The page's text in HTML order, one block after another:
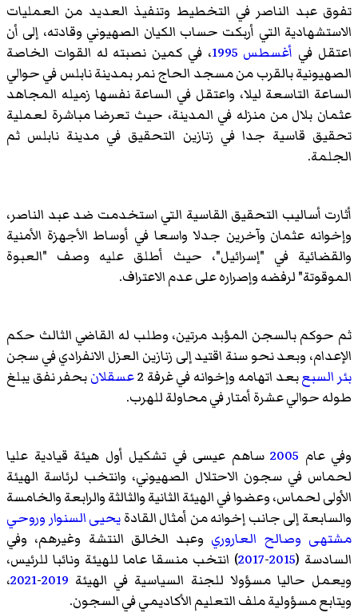
تفوق عبد الناصر في التخطيط وتنفيذ العديد من العمليات
الاستشهادية التي أربكت حساب الكيان الصهيوني وقادته، إلى أن
اعتقل في أغسطس 1995، في كمين نصبته له القوات الخاصة
الصهيونية بالقرب من مسجد الحاج نمر بمدينة نابلس في حوالي
الساعة التاسعة ليلا، واعتقل في الساعة نفسها زميله المجاهد
عثمان بلال من منزله في المدينة، حيث تعرضا مباشرة لعملية
تحقيق قاسية جدا في زنازين التحقيق في مدينة نابلس ثم
الجلمة.
أثارت أساليب التحقيق القاسية التي استخدمت ضد عبد الناصر،
وإخوانه عثمان وآخرين جدلا واسعا في أوساط الأجهزة الأمنية
والقضائية في "إسرائيل"، حيث أطلق عليه وصف "العبوة
الموقوتة" لرفضه وإصراره على عدم الاعتراف.
ثم حوكم بالسجن المؤبد مرتين، وطلب له القاضي الثالث حكم
الإعدام، وبعد نحو سنة اقتيد إلى زنازين العزل الانفرادي في سجن
بئر السبعبعد اتهامه وإخوانه في غرفة 2 عسقلانبحفر نفق يبلغ
طوله حوالي عشرة أمتار في محاولة للهرب.
وفي عام 2005 ساهم عيسى في تشكيل أول هيئة قيادية عليا
لحماس في سجون الاحتلال الصهيوني، وانتخب لرئاسة الهيئة
الأولى لحماس، وعضوا في الهيئة الثانية والثالثة والرابعة والخامسة
والسابعة إلى جانب إخوانه من أمثال القادةيحيى السنوار وروحي
مشتهى وصالح العاروري وعبد الخالق النتشة وغيرهم، وفي
السادسة (2015
-
2017) انتخب منسقا عاما للهيئة ونائبا للرئيس،
ويعمل حاليا مسؤولا للجنة السياسية في الهيئة 2019
-
2021،
ويتابع مسؤولية ملف التعليم الأكاديمي في السجون.